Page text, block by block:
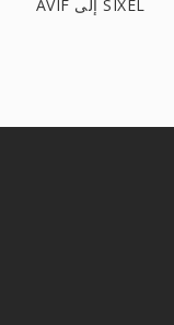
AVIF إلى SIXEL